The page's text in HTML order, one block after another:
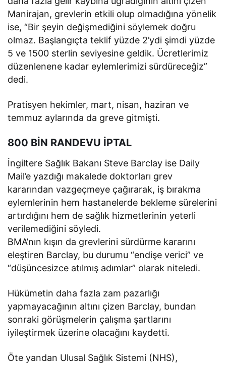
Manirajan, grevlerin etkili olup olmadığına yönelik
ise, “Bir şeyin değişmediğini söylemek doğru
olmaz. Başlangıçta teklif yüzde 2’ydi şimdi yüzde
5 ve 1500 sterlin seviyesine geldik. Ücretlerimiz
düzenlenene kadar eylemlerimizi sürdüreceğiz”
dedi.
Pratisyen hekimler, mart, nisan, haziran ve
temmuz aylarında da greve gitmişti.
800 BİN RANDEVU İPTAL
İngiltere Sağlık Bakanı Steve Barclay ise Daily
Mail’e yazdığı makalede doktorları grev
kararından vazgeçmeye çağırarak, iş bırakma
eylemlerinin hem hastanelerde bekleme sürelerini
artırdığını hem de sağlık hizmetlerinin yeterli
verilemediğini söyledi.
BMA’nın kışın da grevlerini sürdürme kararını
eleştiren Barclay, bu durumu “endişe verici” ve
“düşüncesizce atılmış adımlar” olarak niteledi.
Hükümetin daha fazla zam pazarlığı
yapmayacağının altını çizen Barclay, bundan
sonraki görüşmelerin çalışma şartlarını
iyileştirmek üzerine olacağını kaydetti.
Öte yandan Ulusal Sağlık Sistemi (NHS),